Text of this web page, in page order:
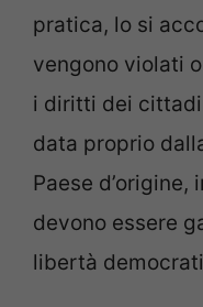
pratica, lo si
vengono violati
i diritti dei
data proprio
Paese d’origine,
devono essere
libertà